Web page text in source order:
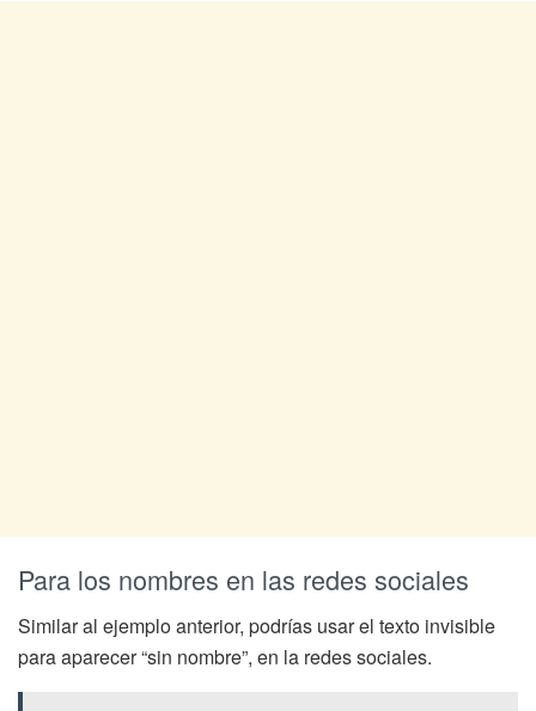
Para los nombres en las redes sociales
Similar al ejemplo anterior, podrías usar el texto invisible
para aparecer “sin nombre”, en la redes sociales.